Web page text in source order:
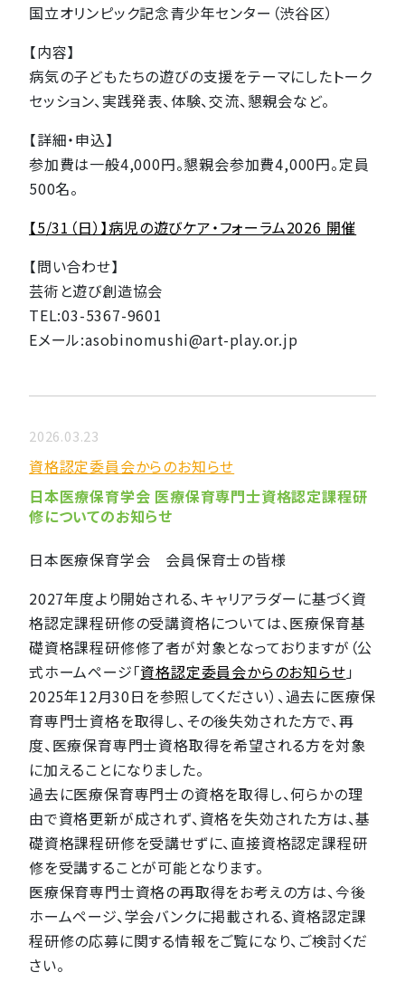
国立オリンピック記念青少年センター（渋谷区）
【内容】
病気の子どもたちの遊びの支援をテーマにしたトーク
セッション、実践発表、体験、交流、懇親会など。
【詳細・申込】
参加費は一般4,000円。懇親会参加費4,000円。定員
500名。
【5/31（日）】病児の遊びケア・フォーラム2026 開催
【問い合わせ】
芸術と遊び創造協会
TEL:03-5367-9601
Eメール:asobinomushi@art-play.or.jp
2026.03.23
資格認定委員会からのお知らせ
日本医療保育学会 医療保育専門士資格認定課程研
修についてのお知らせ
日本医療保育学会 会員保育士の皆様
2027年度より開始される、キャリアラダーに基づく資
格認定課程研修の受講資格については、医療保育基
礎資格課程研修修了者が対象となっておりますが（公
式ホームページ「資格認定委員会からのお知らせ 」
2025年12月30日を参照してください）、過去に医療保
育専門士資格を取得し、その後失効された方で、再
度、医療保育専門士資格取得を希望される方を対象
に加えることになりました。
過去に医療保育専門士の資格を取得し、何らかの理
由で資格更新が成されず、資格を失効された方は、基
礎資格課程研修を受講せずに、直接資格認定課程研
修を受講することが可能となります。
医療保育専門士資格の再取得をお考えの方は、今後
ホームページ、学会バンクに掲載される、資格認定課
程研修の応募に関する情報をご覧になり、ご検討くだ
さい。